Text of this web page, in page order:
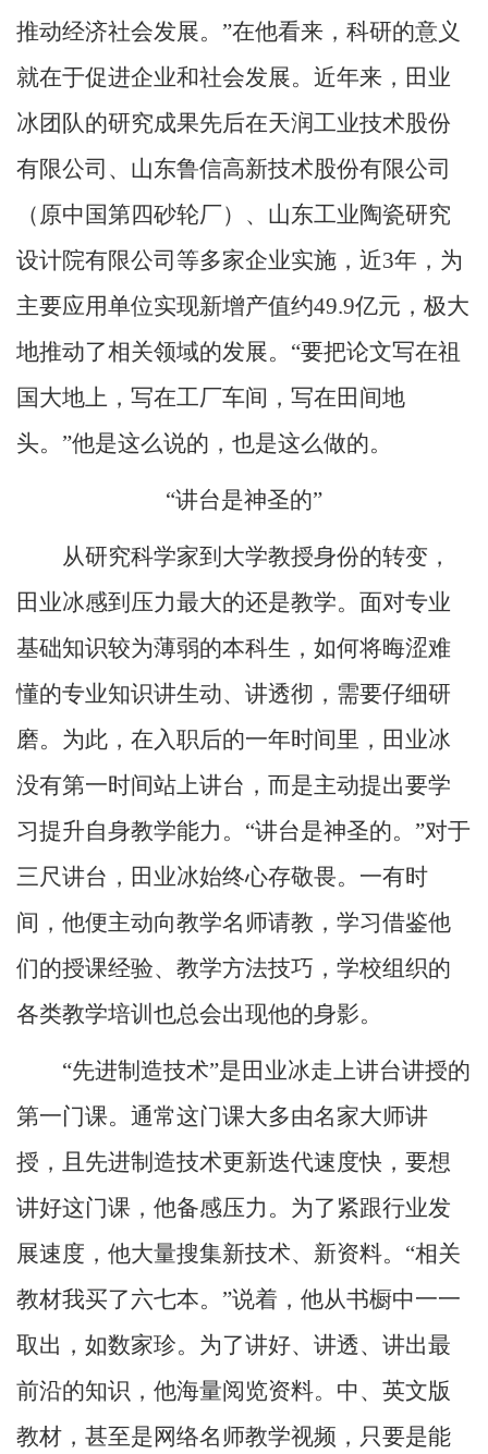
推动经济社会发展。”在他看来，科研的意义
就在于促进企业和社会发展。近年来，田业
冰团队的研究成果先后在天润工业技术股份
有限公司、山东鲁信高新技术股份有限公司
（原中国第四砂轮厂）、山东工业陶瓷研究
设计院有限公司等多家企业实施，近3年，为
主要应用单位实现新增产值约49.9亿元，极大
地推动了相关领域的发展。“要把论文写在祖
国大地上，写在工厂车间，写在田间地
头。”他是这么说的，也是这么做的。
“讲台是神圣的”
从研究科学家到大学教授身份的转变，
田业冰感到压力最大的还是教学。面对专业
基础知识较为薄弱的本科生，如何将晦涩难
懂的专业知识讲生动、讲透彻，需要仔细研
磨。为此，在入职后的一年时间里，田业冰
没有第一时间站上讲台，而是主动提出要学
习提升自身教学能力。“讲台是神圣的。”对于
三尺讲台，田业冰始终心存敬畏。一有时
间，他便主动向教学名师请教，学习借鉴他
们的授课经验、教学方法技巧，学校组织的
各类教学培训也总会出现他的身影。
“先进制造技术”是田业冰走上讲台讲授的
第一门课。通常这门课大多由名家大师讲
授，且先进制造技术更新迭代速度快，要想
讲好这门课，他备感压力。为了紧跟行业发
展速度，他大量搜集新技术、新资料。“相关
教材我买了六七本。”说着，他从书橱中一一
取出，如数家珍。为了讲好、讲透、讲出最
前沿的知识，他海量阅览资料。中、英文版
教材，甚至是网络名师教学视频，只要是能